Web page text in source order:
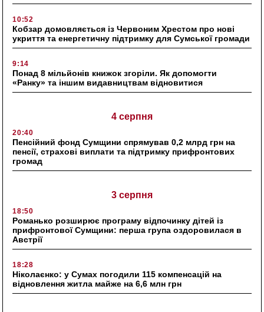
10:52
Кобзар домовляється із Червоним Хрестом про нові
укриття та енергетичну підтримку для Сумської громади
9:14
Понад 8 мільйонів книжок згоріли. Як допомогти
«Ранку» та іншим видавництвам відновитися
4 серпня
20:40
Пенсійний фонд Сумщини спрямував 0,2 млрд грн на
пенсії, страхові виплати та підтримку прифронтових
громад
3 серпня
18:50
Романько розширює програму відпочинку дітей із
прифронтової Сумщини: перша група оздоровилася в
Австрії
18:28
Ніколаєнко: у Сумах погодили 115 компенсацій на
відновлення житла майже на 6,6 млн грн